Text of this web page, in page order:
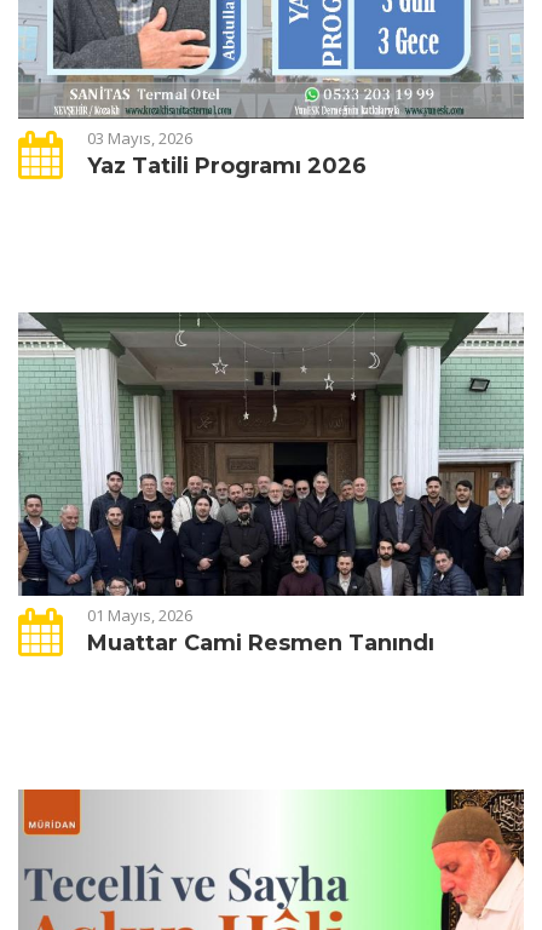
03 Mayıs, 2026
Yaz Tatili Programı 2026
01 Mayıs, 2026
Muattar Cami Resmen Tanındı